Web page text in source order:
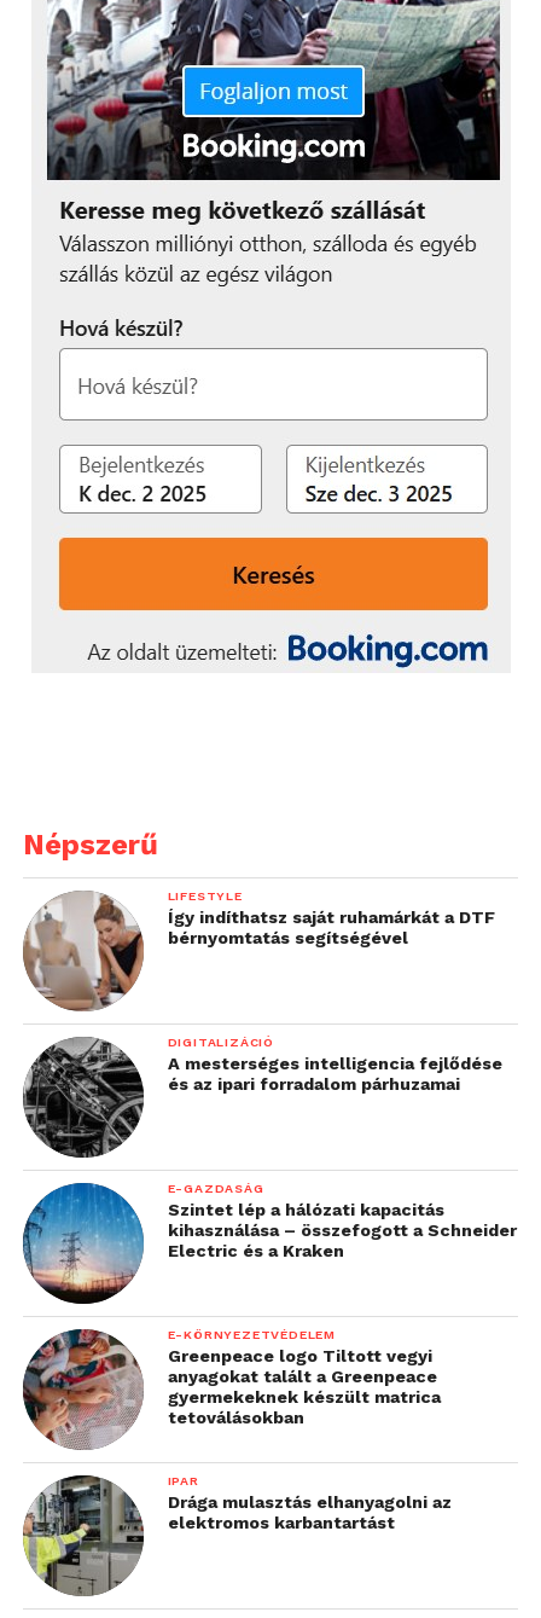
Népszerű
LIFESTYLE
Így indíthatsz saját ruhamárkát a DTF
bérnyomtatás segítségével
DIGITALIZÁCIÓ
A mesterséges intelligencia fejlődése
és az ipari forradalom párhuzamai
E-GAZDASÁG
Szintet lép a hálózati kapacitás
kihasználása – összefogott a Schneider
Electric és a Kraken
E-KÖRNYEZETVÉDELEM
Greenpeace logo Tiltott vegyi
anyagokat talált a Greenpeace
gyermekeknek készült matrica
tetoválásokban
IPAR
Drága mulasztás elhanyagolni az
elektromos karbantartást